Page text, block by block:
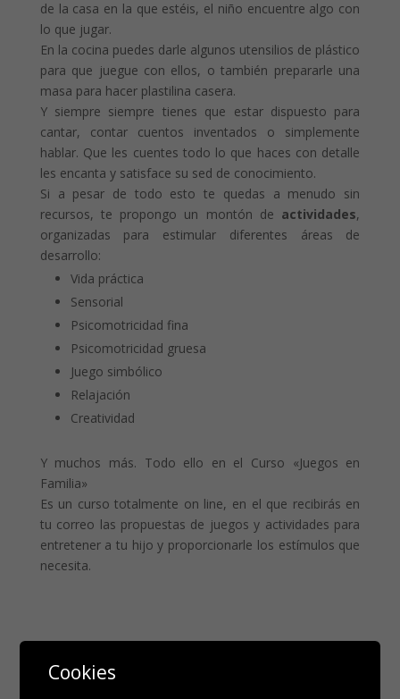
de la casa en la que estéis, el niño encuentre algo con
lo que jugar.
En la cocina puedes darle algunos utensilios de plástico
para que juegue con ellos, o también prepararle una
masa para hacer plastilina casera.
Y siempre siempre tienes que estar dispuesto para
cantar, contar cuentos inventados o simplemente
hablar. Que les cuentes todo lo que haces con detalle
les encanta y satisface su sed de conocimiento.
Si a pesar de todo esto te quedas a menudo sin
recursos, te propongo un montón de actividades,
organizadas para estimular diferentes áreas de
desarrollo:
Vida práctica
Sensorial
Psicomotricidad fina
Psicomotricidad gruesa
Juego simbólico
Relajación
Creatividad
Y muchos más. Todo ello en el Curso «Juegos en
Familia»
Es un curso totalmente on line, en el que recibirás en
tu correo las propuestas de juegos y actividades para
entretener a tu hijo y proporcionarle los estímulos que
necesita.
Enviar comentario
Cookies